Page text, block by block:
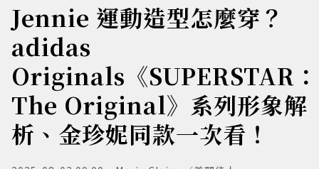
Jennie 運動造型怎麼穿？
adidas
Originals《SUPERSTAR：
The Original》系列形象解
析、金珍妮同款一次看！